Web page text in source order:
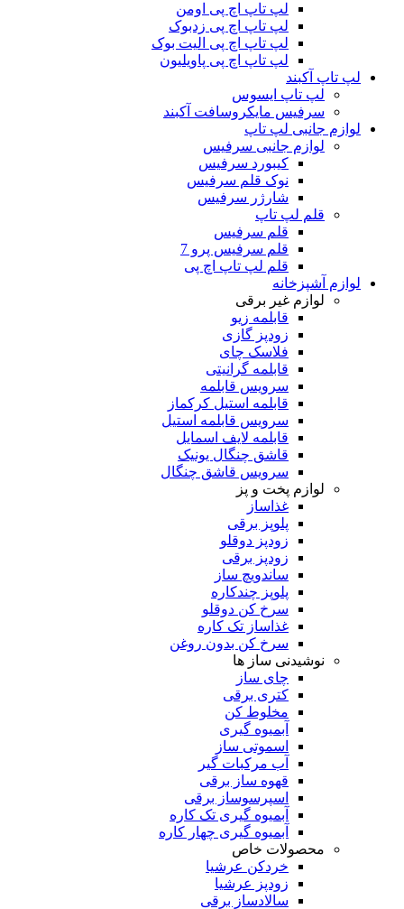
لپ تاپ اچ پی اومن
لپ تاپ اچ پی زدبوک
لپ تاپ اچ پی الیت بوک
لپ تاپ اچ پی پاویلیون
لپ تاپ آکبند
لپ تاپ ایسوس
سرفیس مایکروسافت آکبند
لوازم جانبی لپ تاپ
لوازم جانبی سرفیس
کیبورد سرفیس
نوک قلم سرفیس
شارژر سرفیس
قلم لپ تاپ
قلم سرفیس
قلم سرفیس پرو 7
قلم لپ تاپ اچ پی
لوازم آشپزخانه
لوازم غیر برقی
قابلمه زیو
زودپز گازی
فلاسک چای
قابلمه گرانیتی
سرویس قابلمه
قابلمه استیل کرکماز
سرویس قابلمه استیل
قابلمه لایف اسمایل
قاشق چنگال یونیک
سرویس قاشق چنگال
لوازم پخت و پز
غذاساز
پلوپز برقی
زودپز دوقلو
زودپز برقی
ساندویچ ساز
پلوپز چندکاره
سرخ کن دوقلو
غذاساز تک کاره
سرخ کن بدون روغن
نوشیدنی ساز ها
چای ساز
کتری برقی
مخلوط کن
آبمیوه گیری
اسموتی ساز
آب مرکبات گیر
قهوه ساز برقی
اسپرسوساز برقی
آبمیوه گیری تک کاره
آبمیوه گیری چهار کاره
محصولات خاص
خردکن عرشیا
زودپز عرشیا
سالادساز برقی